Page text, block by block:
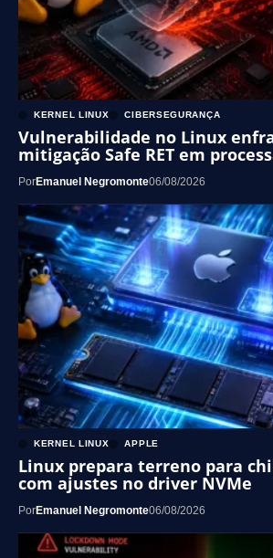
KERNEL LINUX CIBERSEGURANÇA
Vulnerabilidade no Linux
mitigação Safe RET em
PorEmanuel Negromonte06/08/2026
KERNEL LINUX APPLE
Linux prepara terreno para
com ajustes no driver NVMe
PorEmanuel Negromonte06/08/2026